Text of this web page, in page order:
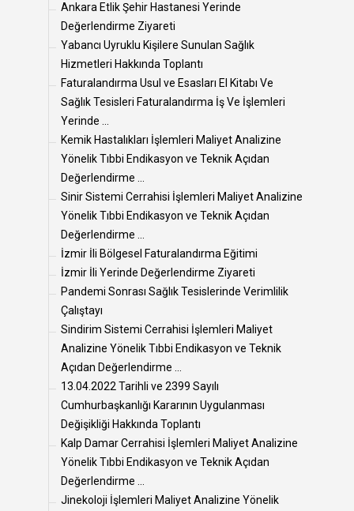
Ankara Etlik Şehir Hastanesi Yerinde
Değerlendirme Ziyareti
Yabancı Uyruklu Kişilere Sunulan Sağlık
Hizmetleri Hakkında Toplantı
Faturalandırma Usul ve Esasları El Kitabı Ve
Sağlık Tesisleri Faturalandırma İş Ve İşlemleri
Yerinde ...
Kemik Hastalıkları İşlemleri Maliyet Analizine
Yönelik Tıbbi Endikasyon ve Teknik Açıdan
Değerlendirme ...
Sinir Sistemi Cerrahisi İşlemleri Maliyet Analizine
Yönelik Tıbbi Endikasyon ve Teknik Açıdan
Değerlendirme ...
İzmir İli Bölgesel Faturalandırma Eğitimi
İzmir İli Yerinde Değerlendirme Ziyareti
Pandemi Sonrası Sağlık Tesislerinde Verimlilik
Çalıştayı
Sindirim Sistemi Cerrahisi İşlemleri Maliyet
Analizine Yönelik Tıbbi Endikasyon ve Teknik
Açıdan Değerlendirme ...
13.04.2022 Tarihli ve 2399 Sayılı
Cumhurbaşkanlığı Kararının Uygulanması
Değişikliği Hakkında Toplantı
Kalp Damar Cerrahisi İşlemleri Maliyet Analizine
Yönelik Tıbbi Endikasyon ve Teknik Açıdan
Değerlendirme ...
Jinekoloji İşlemleri Maliyet Analizine Yönelik